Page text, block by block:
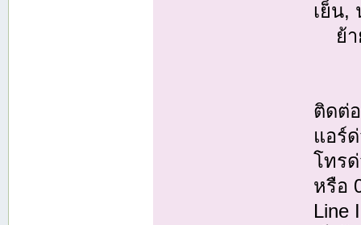
เย็น,
ย้า
ติดต่
แอร์
โทร
หรือ
Line